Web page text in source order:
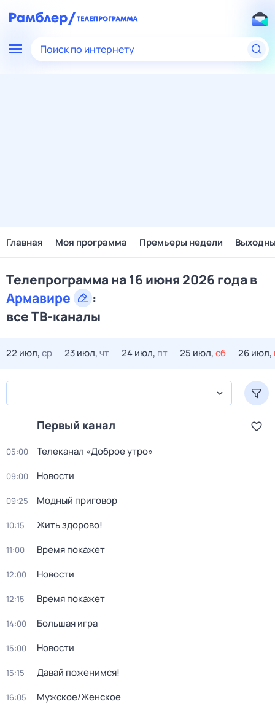
Поиск по интернету
Главная Моя программа Премьеры недели
Телепрограмма на 16 июня 2026 года в
Армавире
:
все ТВ-каналы
22 июл,ср 23 июл,чт 24 июл, пт 25 июл,сб 26 июл,
Первый канал
05:00 Телеканал «Доброе утро»
09:00 Новости
09:25 Модный приговор
10:15 Жить здорово!
11:00 Время покажет
12:00 Новости
12:15 Время покажет
14:00 Большая игра
15:00 Новости
15:15 Давай поженимся!
16:05 Мужское/Женское